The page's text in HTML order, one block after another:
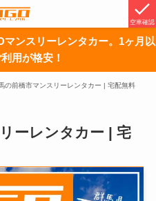
空車確認
ンスリーレンタカー。1ヶ月以
用が格安！
の前橋市マンスリーレンタカー | 宅配無料
ーレンタカー | 宅